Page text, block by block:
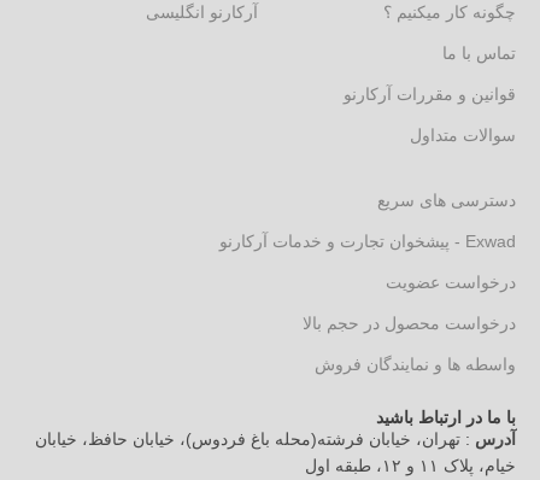
چگونه کار میکنیم ؟
تماس با ما
قوانین و مقررات آرکارنو
سوالات متداول
آرکارنو انگلیسی
دسترسی های سریع
Exwad - پیشخوان تجارت و خدمات آرکارنو
درخواست عضویت
درخواست محصول در حجم بالا
واسطه ها و نمایندگان فروش
با ما در ارتباط باشید
آدرس : تهران، خیابان فرشته(محله باغ فردوس)، خیابان حافظ، خیابان
خیام، پلاک ۱۱ و ۱۲، طبقه اول